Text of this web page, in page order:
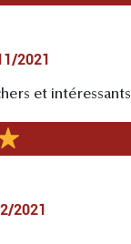
2021
et intéressants
2021